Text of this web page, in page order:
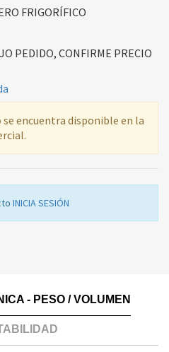
FRIGORÍFICO
PEDIDO, CONFIRME PRECIO
encuentra disponible en la
INICIA SESIÓN
- PESO / VOLUMEN